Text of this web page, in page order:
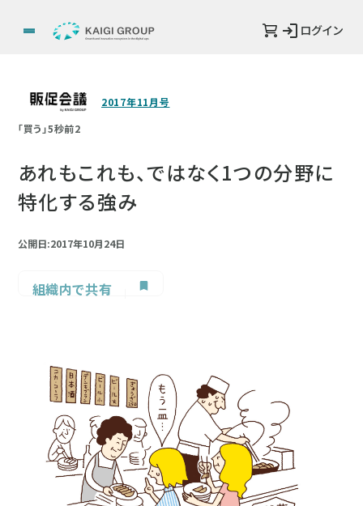
ログイン
2017年11月号
「買う」5秒前2
あれもこれも、ではなく1つの分野に
特化する強み
公開日:2017年10月24日
組織内で共有